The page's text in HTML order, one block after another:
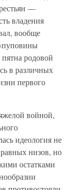
—
владения
вообще
родовой
в различных
первого
войной,
идеология не
низов, но
остатками